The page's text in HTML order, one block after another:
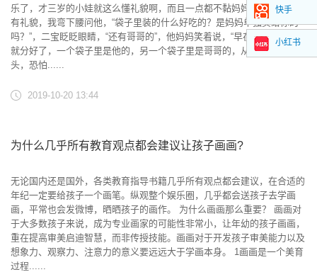
乐了，才三岁的小娃就这么懂礼貌啊，而且一点都不黏妈妈，还这么独立
有礼貌，我弯下腰问他，“袋子里装的什么好吃的？是妈妈单独买给你的
吗？”，二宝眨眨眼睛，“还有哥哥的”，他妈妈笑着说，“早在超市里自己
就分好了，一个袋子里是他的，另一个袋子里是哥哥的，从小就这么滑
头，恐怕......
2019-10-20 13:44
为什么几乎所有教育观点都会建议让孩子画画?
无论国内还是国外，各类教育指导书籍几乎所有观点都会建议，在合适的
年纪一定要给孩子一个画笔。纵观整个娱乐圈，几乎都会送孩子去学画
画，平常也会发微博，晒晒孩子的画作。 为什么画画那么重要？ 画画对
于大多数孩子来说，成为专业画家的可能性非常小，让年幼的孩子画画，
重在提高审美启迪智慧，而非传授技能。画画对于开发孩子审美能力以及
想象力、观察力、注意力的意义要远远大于学画本身。 1画画是一个美育
过程......
快手
小红书